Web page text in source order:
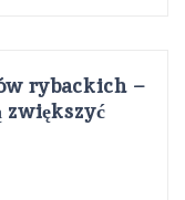
rybackich –